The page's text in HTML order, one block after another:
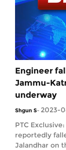
Engineer
Jammu-
underway
Shgun S- 2023-
PTC
reportedly
Jalandhar on